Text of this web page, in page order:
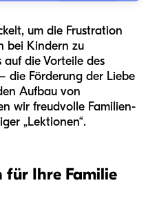
um die Frustration
bei Kindern zu
auf die Vorteile des
die Förderung der Liebe
Aufbau von
wir freudvolle Familien-
„Lektionen“.
für Ihre Familie